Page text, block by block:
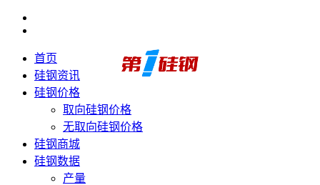
首页
硅钢资讯
硅钢价格
取向硅钢价格
无取向硅钢价格
硅钢商城
硅钢数据
产量